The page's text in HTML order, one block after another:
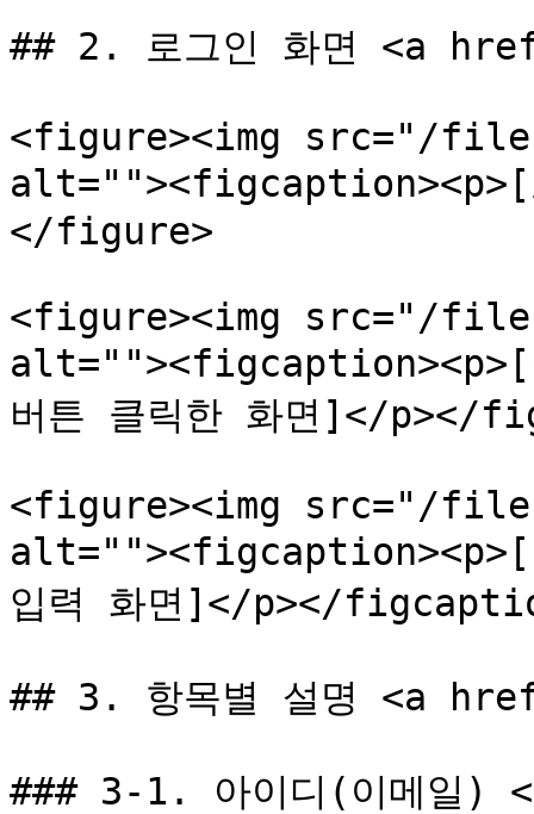
## 2. 로그인 화면 <a
<figure><img src="/
alt=""><figcaption><p>[
</figure>
<figure><img src="/files/
alt=""><figcaption><p>[
버튼 클릭한 화면]</
<figure><img src="/
입력 화면]</p></
## 3. 항목별 설명 <a
### 3-1. 아이디(이메